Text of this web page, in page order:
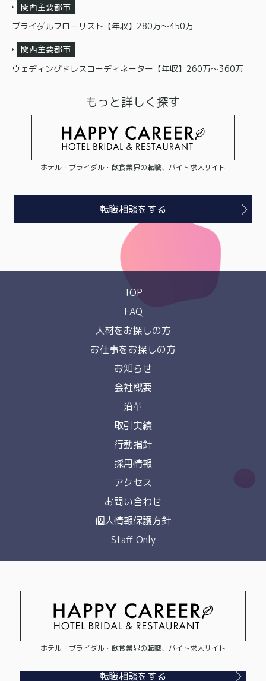
関西主要都市
ブライダルフローリスト【年収】280万～450万
関西主要都市
ウェディングドレスコーディネーター【年収】260万～360万
もっと詳しく探す
ホテル・ブライダル・飲食業界の転職、バイト求人サイト
転職相談をする
TOP
FAQ
人材をお探しの方
お仕事をお探しの方
お知らせ
会社概要
沿革
取引実績
行動指針
採用情報
アクセス
お問い合わせ
個人情報保護方針
Staff Only
ホテル・ブライダル・飲食業界の転職、バイト求人サイト
転職相談をする